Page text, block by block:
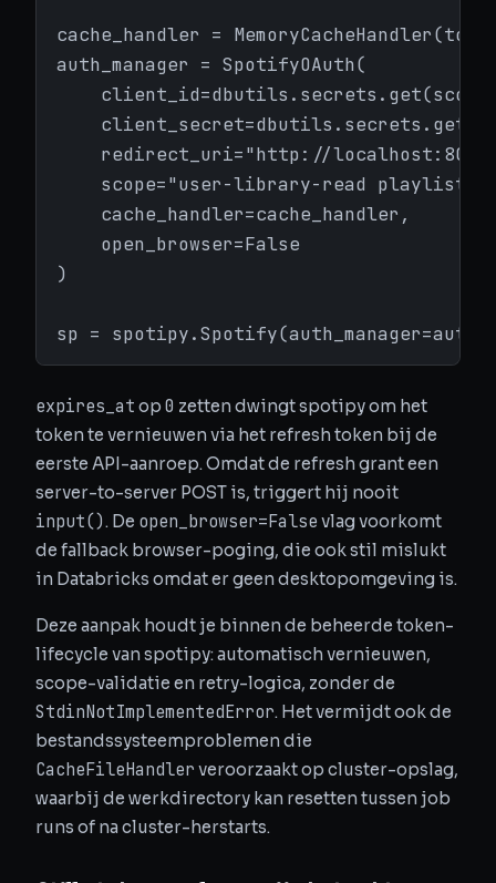
cache_handler =
auth_manager = SpotifyOAuth(
redirect_uri="http://
scope="user-library-read playlist-
    cache_handler=cache_handler,
    open_browser=False
)
sp =
expires_at op 0 zetten dwingt spotipy om het
token te vernieuwen via het refresh token bij de
eerste API-aanroep. Omdat de refresh grant een
server-to-server POST is, triggert hij nooit
input() . De open_browser=False vlag voorkomt
de fallback browser-poging, die ook stil mislukt
in Databricks omdat er geen desktopomgeving is.
Deze aanpak houdt je binnen de beheerde token-
lifecycle van spotipy: automatisch vernieuwen,
scope-validatie en retry-logica, zonder de
StdinNotImplementedError. Het vermijdt ook de
bestandssysteemproblemen die
CacheFileHandler veroorzaakt op cluster-opslag,
waarbij de werkdirectory kan resetten tussen job
runs of na cluster-herstarts.